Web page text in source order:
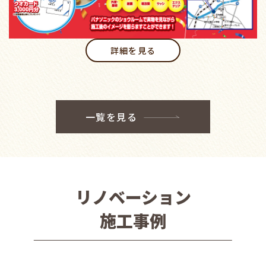
詳細を見る
一覧を見る
リノベーション
施工事例